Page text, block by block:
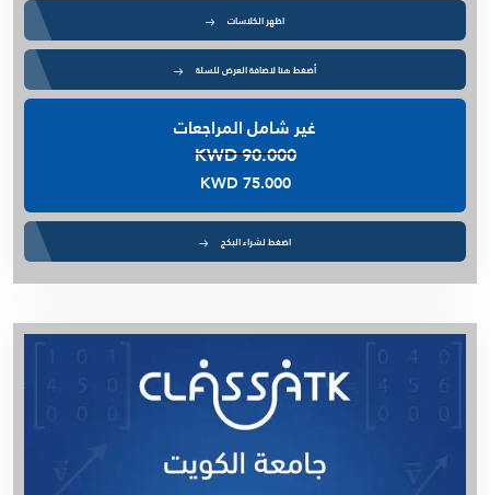
م. عمرو يونس - Cost IMSE352 (د.حمود الصباح)
م. مريم الجدحي - DOE
م. محمد العتيبي - Calculus B
م . محمد يونس - Statics
Financial Accounting -ACCT201- م . عمرو يونس
م. صالحة الخزام - Process Dynamics & Control
م. فهد البصري - Digital lab
م. عمرو كسبه - Numerical 307
د. أمل السيد - Biochemistry 271
م. محمد العتيبي - Pre Calculus
Financial Management -FIN301- م . عمرو يونس
Managerial Accounting -ACCT211- م . عمرو يونس
Microeconomics - ECON101 - م . عمرو يونس
د. أمل السيد - Biochemistry 415
اظهر الكلاسات
أضغط هنا لاضافة العرض للسلة
غير شامل المراجعات
KWD 90.000
KWD 75.000
اضغط لشراء البكج